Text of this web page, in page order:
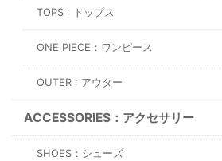
TOPS : トップス
ONE PIECE：ワンピース
OUTER : アウター
ACCESSORIES：アクセサリー
SHOES：シューズ